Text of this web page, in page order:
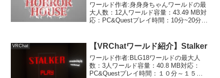
ワールド作者:身身身ちゃんワールドの最
大人数：12人ワールド容量：43.49 MB対
応：PC&Questプレイ時間：10分~20分く
ワールドです。最初の壁に説明がある
通...
VRChat 【VRChatワールド紹介】Stalker
ワールド作者:BLG18ワールドの最大人
数：3人ワールド容量：40.8 MB対応：
PC&Questプレイ時間：１０分～１５分